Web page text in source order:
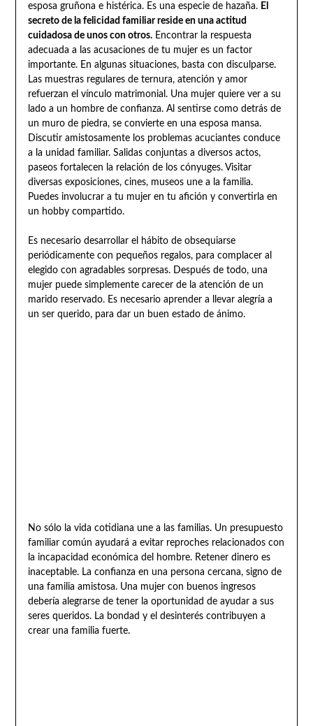
esposa gruñona e histérica. Es una especie de hazaña. El
secreto de la felicidad familiar reside en una actitud
cuidadosa de unos con otros.Encontrar la respuesta
adecuada a las acusaciones de tu mujer es un factor
importante. En algunas situaciones, basta con disculparse.
Las muestras regulares de ternura, atención y amor
refuerzan el vínculo matrimonial. Una mujer quiere ver a su
lado a un hombre de confianza. Al sentirse como detrás de
un muro de piedra, se convierte en una esposa mansa.
Discutir amistosamente los problemas acuciantes conduce
a la unidad familiar. Salidas conjuntas a diversos actos,
paseos fortalecen la relación de los cónyuges. Visitar
diversas exposiciones, cines, museos une a la familia.
Puedes involucrar a tu mujer en tu afición y convertirla en
un hobby compartido.
Es necesario desarrollar el hábito de obsequiarse
periódicamente con pequeños regalos, para complacer al
elegido con agradables sorpresas. Después de todo, una
mujer puede simplemente carecer de la atención de un
marido reservado. Es necesario aprender a llevar alegría a
un ser querido, para dar un buen estado de ánimo.
No sólo la vida cotidiana une a las familias. Un presupuesto
familiar común ayudará a evitar reproches relacionados con
la incapacidad económica del hombre. Retener dinero es
inaceptable. La confianza en una persona cercana, signo de
una familia amistosa. Una mujer con buenos ingresos
debería alegrarse de tener la oportunidad de ayudar a sus
seres queridos. La bondad y el desinterés contribuyen a
crear una familia fuerte.